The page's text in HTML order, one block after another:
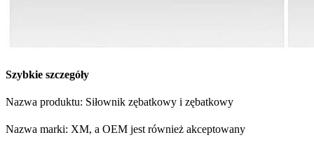
Szybkie szczegóły
Nazwa produktu: Siłownik zębatkowy i zębatkowy
Nazwa marki: XM, a OEM jest również akceptowany